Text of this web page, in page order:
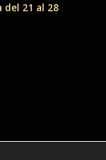
del 21 al 28